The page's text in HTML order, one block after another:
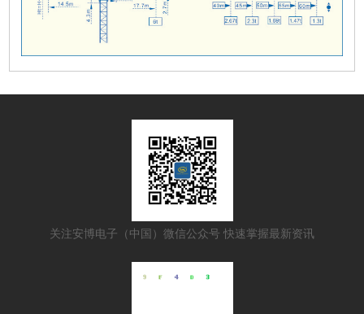
关注安博电子（中国）微信公众号 快速掌握最新资讯